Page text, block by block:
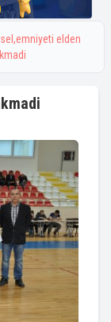
elden